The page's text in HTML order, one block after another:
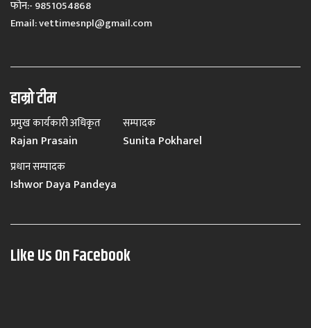
फोन:- 9851054868
Email:vettimesnpl@gmail.com
हाम्रो टीम
प्रमुख कार्यकारी अधिकृत
Rajan Prasain
सम्पादक
Sunita Pokharel
प्रधान सम्पादक
Ishwor Daya Pandeya
Like Us On Facebook